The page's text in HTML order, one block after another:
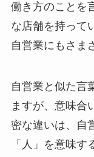
働き方のことを
な店舗を持って
自営業にもさま
自営業と似た言
ますが、意味合
密な違いは、自
「人」を意味